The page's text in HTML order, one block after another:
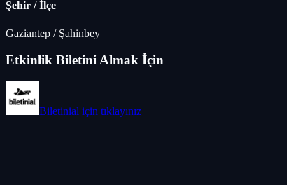
Şehir / İlçe
Gaziantep / Şahinbey
Etkinlik Biletini Almak İçin
Biletinial için tıklayınız